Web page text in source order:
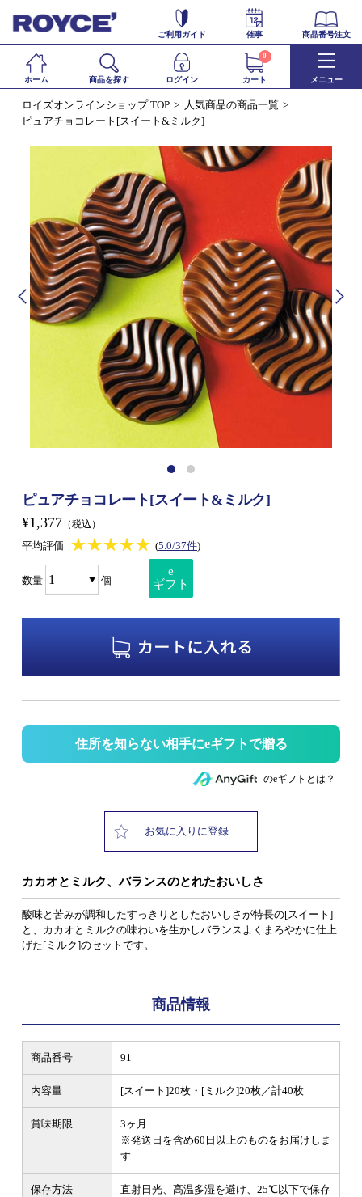
ご利用ガイド 催事 商品番号注文
ホーム 商品を探す ログイン カート
0
メニュー
ロイズオンラインショップ TOP
人気商品の商品一覧
ピュアチョコレート[スイート&ミルク]
ピュアチョコレート[スイート&ミルク]
¥1,377 （税込）
平均評価 ★★★★★
★★★★★ (5.0/37件)
数量 個
e
ギフト
住所を知らない相手にeギフトで贈る
のeギフトとは？
お気に入りに登録
カカオとミルク、バランスのとれたおいしさ
酸味と苦みが調和したすっきりとしたおいしさが特長の[スイート]
と、カカオとミルクの味わいを生かしバランスよくまろやかに仕上
げた[ミルク]のセットです。
商品情報
商品番号 91
内容量 [スイート]20枚・[ミルク]20枚／計40枚
賞味期限
3ヶ月
※発送日を含め60日以上のものをお届けしま
す
保存方法
直射日光、高温多湿を避け、25℃以下で保存